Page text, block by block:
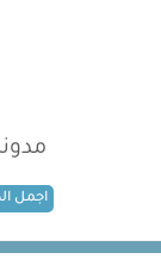
اجمل